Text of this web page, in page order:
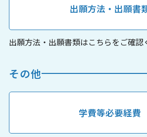
出願方法・出願書
出願方法・出願書類はこちらをご確認
その他
学費等必要経費